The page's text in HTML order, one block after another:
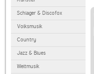
Schlager & Discofox
Volksmusik
Country
Jazz & Blues
Weltmusik